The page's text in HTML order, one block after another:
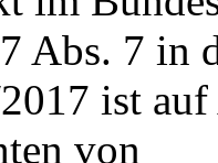
in der
ist auf
von